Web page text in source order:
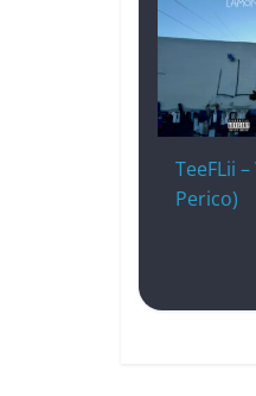
TeeFLii
Perico)